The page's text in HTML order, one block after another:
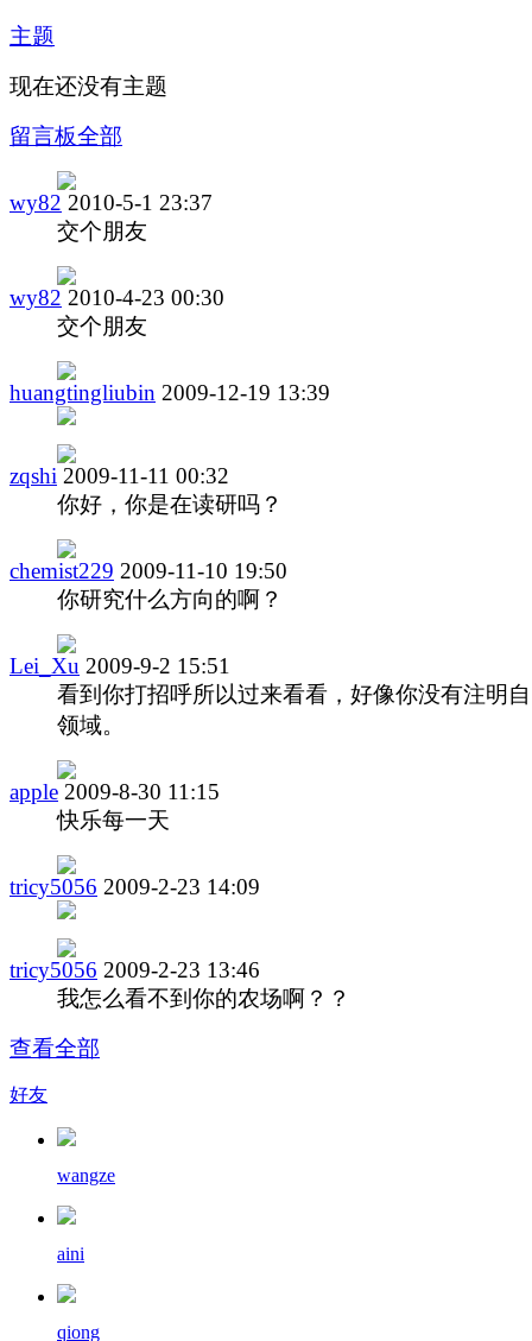
主题
现在还没有主题
留言板全部
wy82 2010-5-1 23:37
交个朋友
wy82 2010-4-23 00:30
交个朋友
huangtingliubin 2009-12-19 13:39
zqshi 2009-11-11 00:32
你好，你是在读研吗？
chemist229 2009-11-10 19:50
你研究什么方向的啊？
Lei_Xu 2009-9-2 15:51
看到你打招呼所以过来看看，好像你没有注明
领域。
apple 2009-8-30 11:15
快乐每一天
tricy5056 2009-2-23 14:09
tricy5056 2009-2-23 13:46
我怎么看不到你的农场啊？？
查看全部
好友
wangze
aini
qiong